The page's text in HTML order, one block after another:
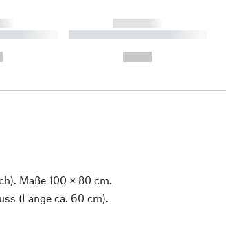
----------
------------
----------- ----------- ----------
Maße 100 × 80 cm.
(Länge ca. 60 cm).